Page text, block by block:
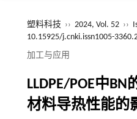
塑料科技 ›› 2024, Vol. 52 ››
10.15925/j.cnki.issn1005-
加工与应用
LLDPE/POE中
材料导热性能的